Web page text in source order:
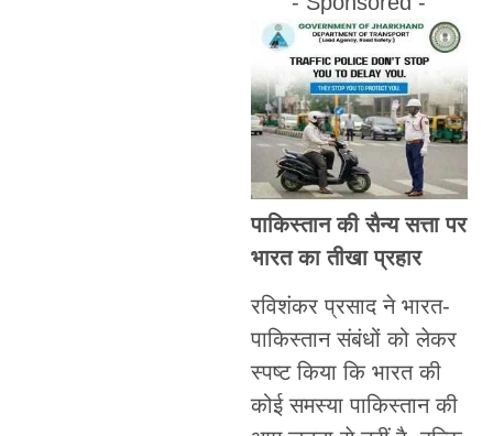
पाकिस्तान की सैन्य सत्ता पर
भारत का तीखा प्रहार
रविशंकर प्रसाद ने भारत-
पाकिस्तान संबंधों को लेकर
स्पष्ट किया कि भारत की
कोई समस्या पाकिस्तान की